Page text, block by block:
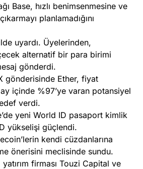
Base, hızlı benimsenmesine ve
planlamadığını
uyardı. Üyelerinden,
alternatif bir para birimi
gönderdi.
gönderisinde Ether, fiyat
içinde %97’ye varan potansiyel
verdi.
yeni World ID pasaport kimlik
yükselişi güçlendi.
kendi cüzdanlarına
önerisini meclisinde sundu.
firması Touzi Capital ve